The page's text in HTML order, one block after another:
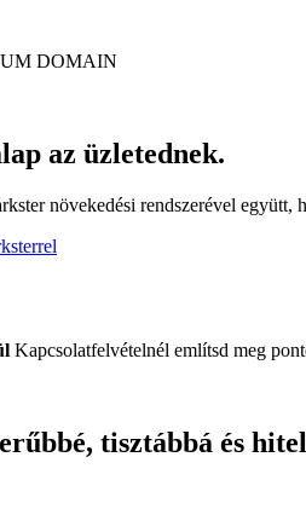
DOMAIN
az üzletednek.
növekedési rendszerével
Kapcsolatfelvételnél említsd meg
tisztábbá és